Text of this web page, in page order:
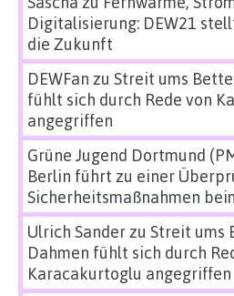
Digitalisierung: DEW21
die Zukunft
DEWFan zu Streit ums
fühlt sich durch Rede von
angegriffen
Grüne Jugend Dortmund
Berlin führt zu einer
Sicherheitsmaßnahmen
Ulrich Sanderzu Streit ums
Dahmen fühlt sich durch
Karacakurtoglu angegriffen